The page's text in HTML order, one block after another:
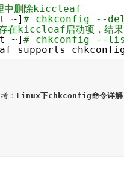
中删除kiccleaf
~]# chkconfig --
在kiccleaf启动项，结果
~]# chkconfig --
supports
： Linux下chkconfig命令详解